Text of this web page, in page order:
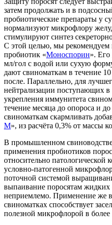
затем продолжать и в
пробиотические препараты у
нормализуют микрофлору
стимулируют синтез
С этой целью, мы рекомендуем
пробиотик «Моноспорин».
мл/гол с водой или сухую
дают свиноматкам в течение
после. Параллельно, для
нейтрализации поступающих в
укрепления иммунитета
течение месяца до опороса и
свиноматкам скармливать
М», из расчёта 0,3% от массы
В промышленном
применения пробиотиков
относительно
условно-патогенной
поточной системой
выпаивание поросятам жидких
неприемлемо. Применение же
свиноматках способствует
полезной микрофлорой в